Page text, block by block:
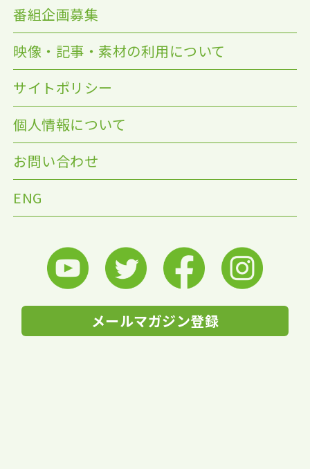
番組企画募集
映像・記事・素材の利用について
サイトポリシー
個人情報について
お問い合わせ
ENG
メールマガジン登録